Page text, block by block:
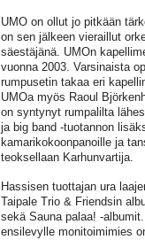
UMO on ollut jo pitkään
on sen jälkeen vieraillut
säestäjänä. UMOn
vuonna 2003. Varsinaista
rumpusetin takaa eri
UMOa myös Raoul
on syntynyt rumpalilta
ja big band -tuotannon
kamarikokoonpanoille ja
teoksellaan Karhunvartija.
Hassisen tuottajan ura
Taipale Trio & Friendsin
sekä Sauna palaa! -
ensilevylle monitoimimies